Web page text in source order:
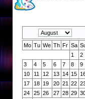
Mo Tu We Th Fr Sa
1
2
3
4 5 6 7 8
9
10
11 12 13 14 15
17
18 19 20 21 22
24
25 26 27 28 29